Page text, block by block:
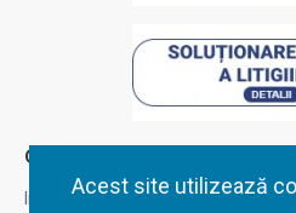
Acest site utilizează
Contul Meu
Inregistrare